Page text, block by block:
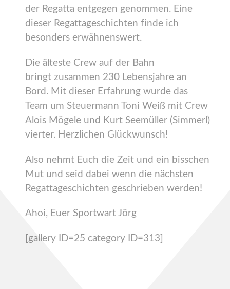
der Regatta entgegen genommen. Eine
dieser Regattageschichten finde ich
besonders erwähnenswert.
Die älteste Crew auf der Bahn
bringt zusammen 230 Lebensjahre an
Bord. Mit dieser Erfahrung wurde das
Team um Steuermann Toni Weiß mit Crew
Alois Mögele und Kurt Seemüller (Simmerl)
vierter. Herzlichen Glückwunsch!
Also nehmt Euch die Zeit und ein bisschen
Mut und seid dabei wenn die nächsten
Regattageschichten geschrieben werden!
Ahoi, Euer Sportwart Jörg
[gallery ID=25 category ID=313]